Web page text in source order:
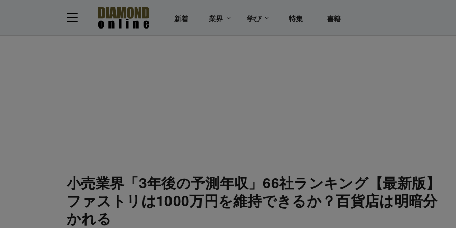
新着 業界 学び 特集 書籍
小売業界「3年後の予測年収」66社ランキング【最新版】
ファストリは1000万円を維持できるか？百貨店は明暗分
かれる